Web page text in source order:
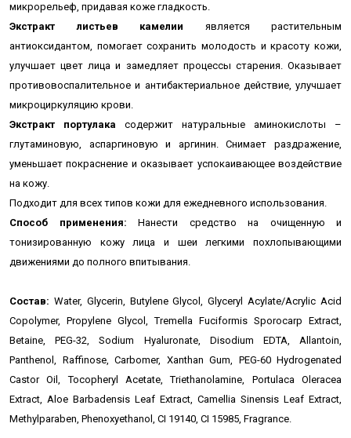
микрорельеф, придавая коже гладкость.
Экстракт листьев камелии является растительным
антиоксидантом, помогает сохранить молодость и красоту кожи,
улучшает цвет лица и замедляет процессы старения. Оказывает
противовоспалительное и антибактериальное действие, улучшает
микроциркуляцию крови.
Экстракт портулака содержит натуральные аминокислоты –
глутаминовую, аспаргиновую и аргинин. Снимает раздражение,
уменьшает покраснение и оказывает успокаивающее воздействие
на кожу.
Подходит для всех типов кожи для ежедневного использования.
Способ применения: Нанести средство на очищенную и
тонизированную кожу лица и шеи легкими похлопывающими
движениями до полного впитывания.
Состав: Water, Glycerin, Butylene Glycol, Glyceryl Acylate/Acrylic Acid
Copolymer, Propylene Glycol, Tremella Fuciformis Sporocarp Extract,
Betaine, PEG-32, Sodium Hyaluronate, Disodium EDTA, Allantoin,
Panthenol, Raffinose, Carbomer, Xanthan Gum, PEG-60 Hydrogenated
Castor Oil, Tocopheryl Acetate, Triethanolamine, Portulaca Oleracea
Extract, Aloe Barbadensis Leaf Extract, Camellia Sinensis Leaf Extract,
Methylparaben, Phenoxyethanol, CI 19140, CI 15985, Fragrance.